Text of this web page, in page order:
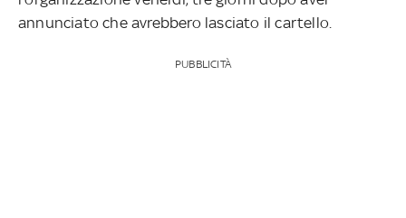
annunciato che avrebbero lasciato il cartello.
PUBBLICITÀ